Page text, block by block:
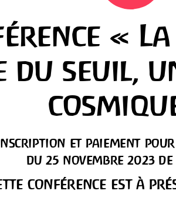
«
du seuil,
et paiement
du 25 novembre 2023 de
conférence est à